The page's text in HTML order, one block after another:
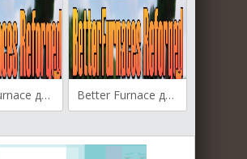
Better Furnace для Майнкрафт [1.20.1, 1.20, 1.19.4] Better Furnace для Майнкрафт [1.19.3, 1.19.2, 1.19.1]